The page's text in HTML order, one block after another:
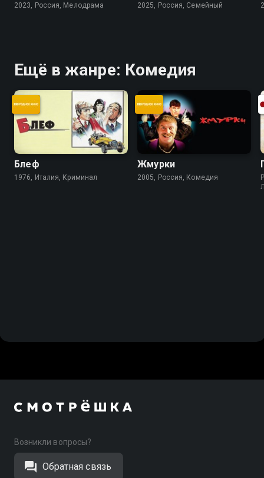
2023, Россия, Мелодрама 2025, Россия, Cемейный
Ещё в жанре: Комедия
Блеф
1976, Италия, Криминал
Жмурки
2005, Россия, Комедия
Возникли вопросы?
Обратная связь